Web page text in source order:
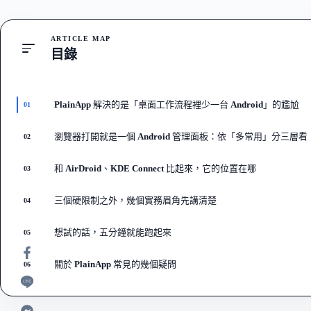
ARTICLE MAP
目錄
01 PlainApp 解決的是「桌面工作流程裡少一台 Android」的尷尬
02 瀏覽器打開就是一個 Android 管理面板：依「多常用」分三層看
03 和 AirDroid、KDE Connect 比起來，它的位置在哪
04 三個硬限制之外，幾個實務眉角先講清楚
05 想試的話，五分鐘就能跑起來
06 關於 PlainApp 常見的幾個疑問